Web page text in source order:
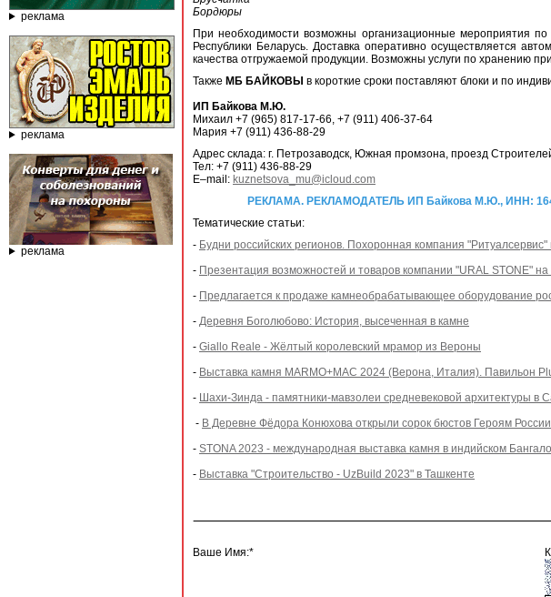
реклама
реклама
реклама
Бордюры
При необходимости возможны организационные мероприятия
Республики Беларусь. Доставка оперативно осуществляется
качества отгружаемой продукции. Возможны услуги по хранению
Также МБ БАЙКОВЫ в короткие сроки поставляют блоки и по
ИП Байкова М.Ю.
Михаил +7 (965) 817-17-66, +7 (911) 406-37-64
Мария +7 (911) 436-88-29
Адрес склада: г. Петрозаводск, Южная промзона, проезд
Тел: +7 (911) 436-88-29
E–mail: kuznetsova_mu@icloud.com
РЕКЛАМА. РЕКЛАМОДАТЕЛЬ ИП Байкова М.Ю., ИНН:
Тематические статьи:
- Будни российских регионов. Похоронная компания
- Презентация возможностей и товаров компании "URAL STONE"
- Предлагается к продаже камнеобрабатывающее оборудование
- Деревня Боголюбово: История, высеченная в камне
- Giallo Reale - Жёлтый королевский мрамор из Вероны
- Выставка камня MARMO+MAC 2024 (Верона, Италия). Павильон
- Шахи-Зинда - памятники-мавзолеи средневековой архитектуры в
- В Деревне Фёдора Конюхова открыли сорок бюстов Героям России
- STONA 2023 - международная выставка камня в индийском
- Выставка "Строительство - UzBuild 2023" в Ташкенте
Ваше Имя:*